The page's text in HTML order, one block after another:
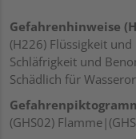
Gefahrenhinweise
(H226) Flüssigkeit
Schläfrigkeit und
Schädlich für
(GHS02)